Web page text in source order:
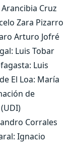
Cruz
Zara Pizarro
Arturo Jofré
Luis Tobar
Luis
El Loa: María
de
Corrales
Ignacio